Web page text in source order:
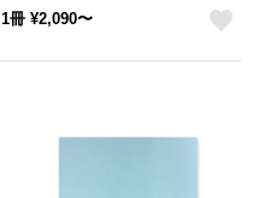
Newファインカラー
1冊 ¥2,090〜